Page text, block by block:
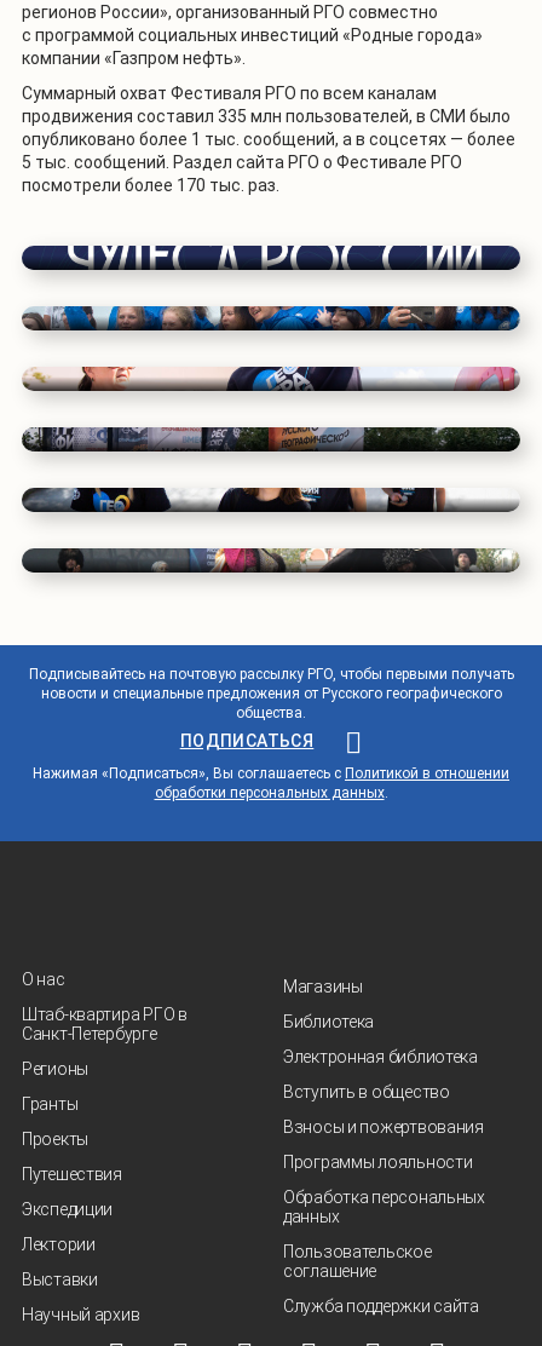
регионов России», организованный РГО совместно
с программой социальных инвестиций «Родные города»
компании «Газпром нефть».
Суммарный охват Фестиваля РГО по всем каналам
продвижения составил 335 млн пользователей, в СМИ было
опубликовано более 1 тыс. сообщений, а в соцсетях — более
5 тыс. сообщений. Раздел сайта РГО о Фестивале РГО
посмотрели более 170 тыс. раз.
Фестиваль РГО - 2025
Фестиваль РГО - 2022
Фестиваль РГО – C 13 по 22 сентября 2019
Фестиваль РГО - 2017
Фестиваль РГО - 2015
Фестиваль РГО - 2014
Подписывайтесь на почтовую рассылку РГО, чтобы первыми получать
новости и специальные предложения от Русского географического
общества.
ПОДПИСАТЬСЯ
Нажимая «Подписаться», Вы соглашаетесь с Политикой в отношении
обработки персональных данных.
О нас
Штаб-квартира РГО в
Санкт‑Петербурге
Регионы
Гранты
Проекты
Путешествия
Экспедиции
Лектории
Выставки
Научный архив
Магазины
Библиотека
Электронная библиотека
Вступить в общество
Взносы и пожертвования
Программы лояльности
Обработка персональных
данных
Пользовательское
соглашение
Служба поддержки сайта